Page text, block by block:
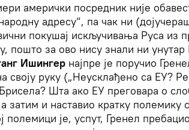
амерички посредник није
адресу“, па чак ни
покушај искључивања Руса из
пошто за ово нису знали ни унутар
Ишингер најпре је поручио
своју руку („Неусклађено са ЕУ?
Шта ако ЕУ преговара о
затим и наставио кратку полемику
полемици је, успут, Гренел